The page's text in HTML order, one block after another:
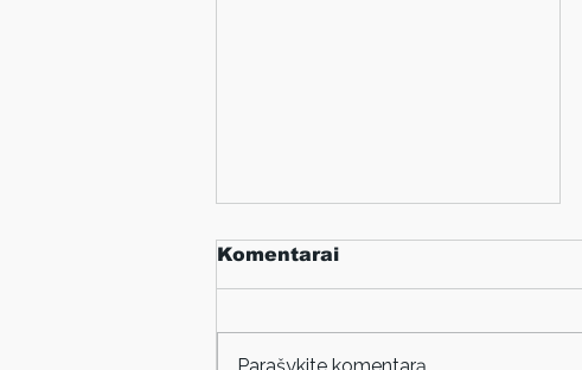
Komentarai